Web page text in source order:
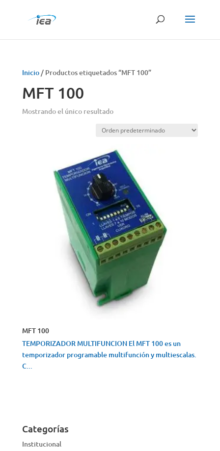
Inicio/ Productos etiquetados “MFT 100”
MFT 100
Mostrando el único resultado
MFT 100
TEMPORIZADOR MULTIFUNCION El MFT 100 es un
temporizador programable multifunción y multiescalas.
C...
Categorías
Institucional